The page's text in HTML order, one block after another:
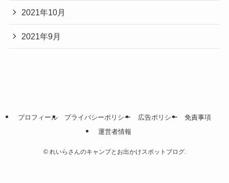
2021年10月
2021年9月
プロフィール プライバシーポリシー 広告ポリシー
免責事項
運営者情報
©れいらさんのキャンプとお出かけスポットブログ.